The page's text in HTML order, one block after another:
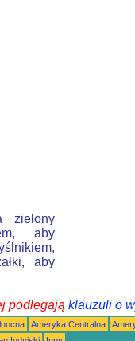
zielony
aby
aby
podlegają klauzuli o
Ameryka Centralna